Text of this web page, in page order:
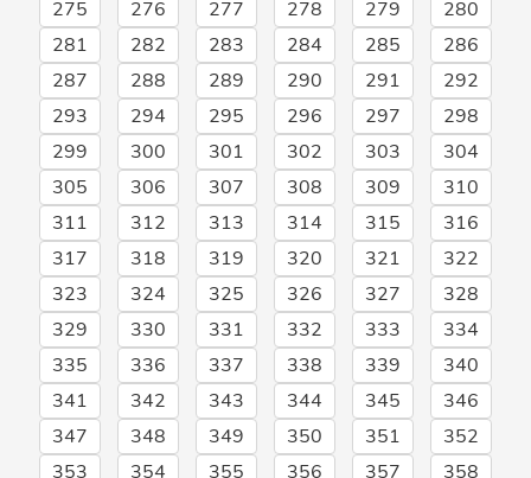
275
276 277 278 279
280
281
282 283 284 285
286
287
288 289 290 291
292
293
294 295 296 297
298
299
300 301 302 303
304
305
306 307 308 309
310
311
312 313 314 315
316
317
318 319 320 321
322
323
324 325 326 327
328
329
330 331 332 333
334
335
336 337 338 339
340
341
342 343 344 345
346
347
348 349 350 351
352
353
354 355 356 357 358